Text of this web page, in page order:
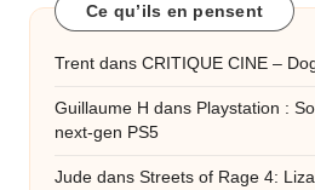
Ce qu’ils en pensent
Trent dans CRITIQUE CINE –
Guillaume H dans Playstation :
next-gen PS5
Jude dans Streets of Rage 4: